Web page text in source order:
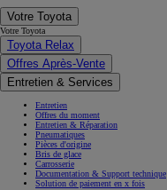
Votre Toyota
Votre Toyota
Toyota Relax
Offres Après-Vente
Entretien & Services
Entretien
Offres du moment
Entretien & Réparation
Pneumatiques
Pièces d'origine
Bris de glace
Carrosserie
Documentation & Support technique
Solution de paiement en x fois